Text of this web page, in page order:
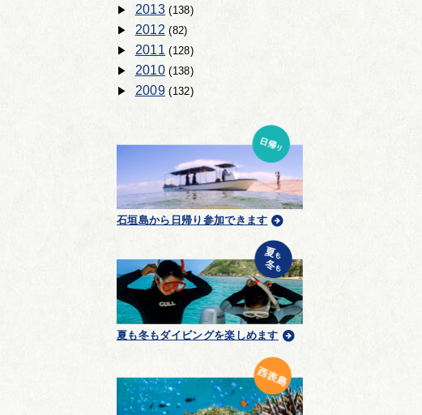
2013(138)
2012 (82)
2011(128)
2010(138)
2009(132)
石垣島から日帰り参加できます
夏も冬もダイビングを楽しめます